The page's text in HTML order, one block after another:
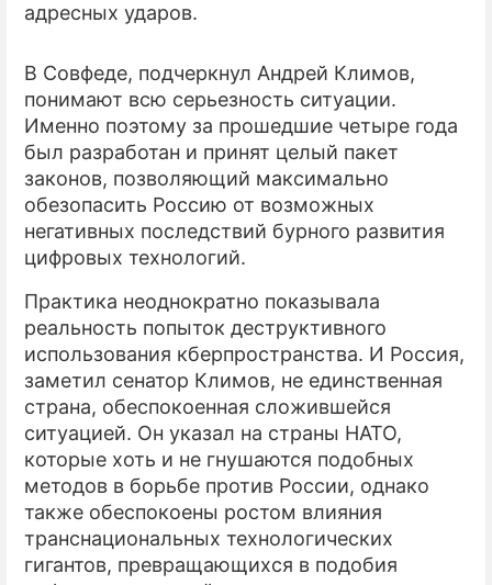
адресных ударов.
В Совфеде, подчеркнул Андрей Климов,
понимают всю серьезность ситуации.
Именно поэтому за прошедшие четыре года
был разработан и принят целый пакет
законов, позволяющий максимально
обезопасить Россию от возможных
негативных последствий бурного развития
цифровых технологий.
Практика неоднократно показывала
реальность попыток деструктивного
использования кберпространства. И Россия,
заметил сенатор Климов, не единственная
страна, обеспокоенная сложившейся
ситуацией. Он указал на страны НАТО,
которые хоть и не гнушаются подобных
методов в борьбе против России, однако
также обеспокоены ростом влияния
транснациональных технологических
гигантов, превращающихся в подобия